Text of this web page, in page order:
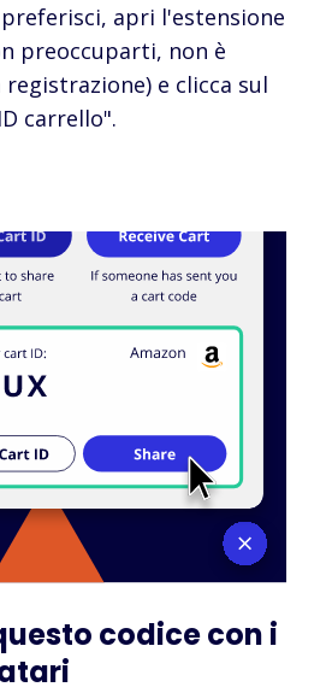
apri l'estensione
preoccuparti, non è
e clicca sul
carrello".
codice con i